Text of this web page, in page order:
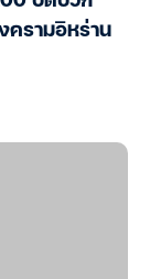
ครามอิหร่าน